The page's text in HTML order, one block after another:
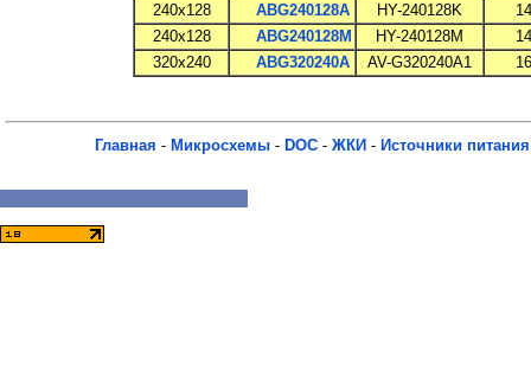
240x128
ABG240128A HY-240128K
240x128
ABG240128M HY-240128M
320x240
ABG320240A AV-G320240A1
Главная - Микросхемы - DOC - ЖКИ - Источники питания